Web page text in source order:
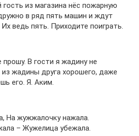
из магазина нёс пожарную
в ряд пять машин и ждут
ведь пять. Приходите поиграть.
В гости я жадину не
жадины друга хорошего, даже
его. Я. Аким.
На жужжалочку нажала.
– Жужелица убежала.